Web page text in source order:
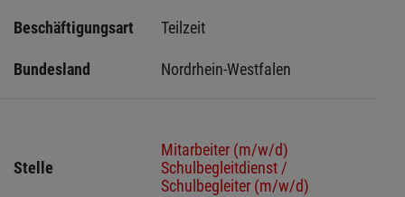
Beschäftigungsart Teilzeit
Bundesland Nordrhein-Westfalen
Stelle
Mitarbeiter (m/w/d)
Schulbegleitdienst /
Schulbegleiter (m/w/d)